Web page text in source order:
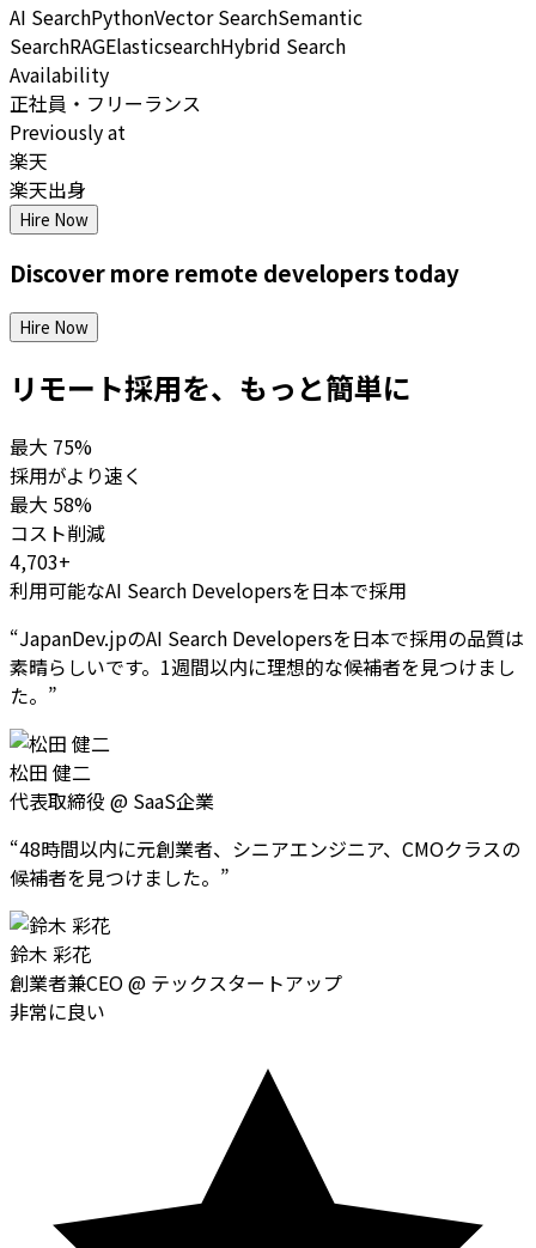
AI SearchPythonVector SearchSemantic
SearchRAGElasticsearchHybrid Search
Availability
正社員・フリーランス
Previously at
楽天
楽天出身
Hire Now
Discover more remote developerstoday
Hire Now
リモート採用を、もっと簡単に
最大 75%
採用がより速く
最大 58%
コスト削減
4,703+
利用可能なAI Search Developersを日本で採用
“JapanDev.jpのAI Search Developersを日本で採用の品質は
素晴らしいです。1週間以内に理想的な候補者を見つけまし
た。 ”
松田 健二
代表取締役 @ SaaS企業
“48時間以内に元創業者、シニアエンジニア、CMOクラスの
候補者を見つけました。 ”
鈴木 彩花
創業者兼CEO@ テックスタートアップ
非常に良い